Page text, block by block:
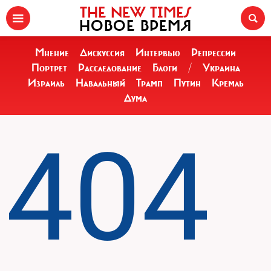
THE NEW TIMES
НОВОЕ ВРЕМЯ
Мнение Дискуссия Интервью
Репрессии
Портрет
Расследование Блоги /
Украина
Израиль
Навальный Трамп Путин
Кремль
Дума
404